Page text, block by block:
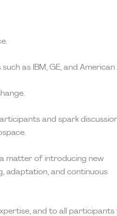
as IBM, GE, and American
and spark
matter of introducing new
adaptation, and continuous
and to all participants